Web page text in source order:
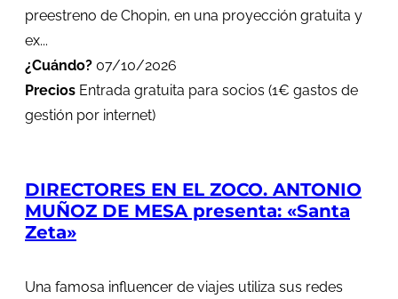
preestreno de Chopin, en una proyección gratuita y
ex...
¿Cuándo? 07/10/2026
Precios Entrada gratuita para socios (1€ gastos de
gestión por internet)
DIRECTORES EN EL ZOCO. ANTONIO
MUÑOZ DE MESA presenta: «Santa
Zeta»
Una famosa influencer de viajes utiliza sus redes